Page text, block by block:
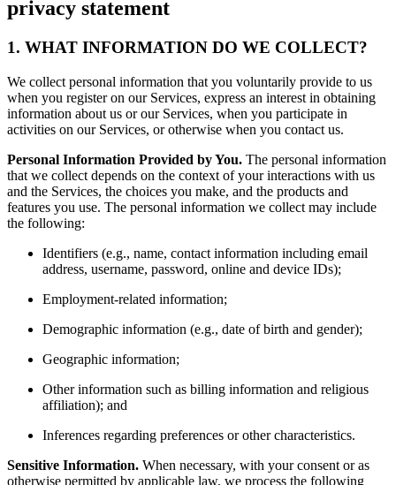
privacy statement
1. WHAT INFORMATION DO WE COLLECT?
We collect personal information that you voluntarily provide to us
when you register on our Services, express an interest in obtaining
information about us or our Services, when you participate in
activities on our Services, or otherwise when you contact us.
Personal Information Provided by You. The personal information
that we collect depends on the context of your interactions with us
and the Services, the choices you make, and the products and
features you use. The personal information we collect may include
the following:
Identifiers (e.g., name, contact information including email
address, username, password, online and device IDs);
Employment-related information;
Demographic information (e.g., date of birth and gender);
Geographic information;
Other information such as billing information and religious
affiliation); and
Inferences regarding preferences or other characteristics.
Sensitive Information. When necessary, with your consent or as
otherwise permitted by applicable law, we process the following